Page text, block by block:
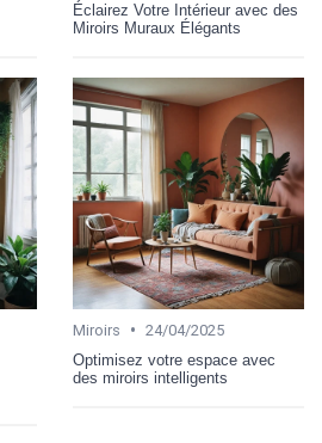
Éclairez Votre Intérieur avec des
Miroirs Muraux Élégants
Miroirs • 24/04/2025
Optimisez votre espace avec
des miroirs intelligents